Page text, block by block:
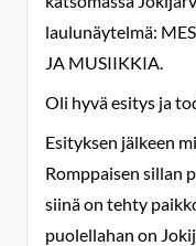
laulunäytelmä:
JA MUSIIKKIA.
Oli hyvä esitys ja
Esityksen jälkeen
Romppaisen sillan
siinä on tehty
puolellahan on